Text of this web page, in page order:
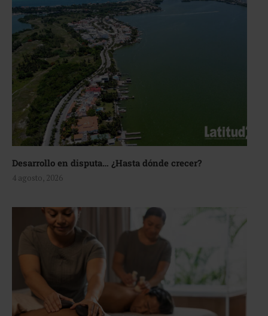
Desarrollo en disputa… ¿Hasta dónde crecer?
4 agosto, 2026